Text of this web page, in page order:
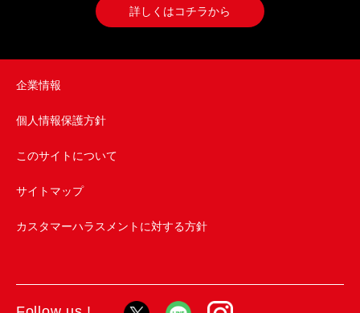
詳しくはコチラから
企業情報
個人情報保護方針
このサイトについて
サイトマップ
カスタマーハラスメントに対する方針